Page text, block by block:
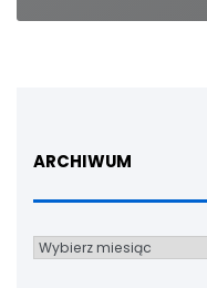
ARCHIWUM
Archiwum